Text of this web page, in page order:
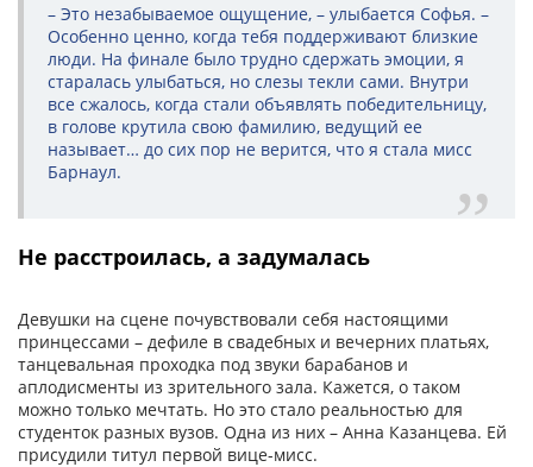
– Это незабываемое ощущение, – улыбается Софья. –
Особенно ценно, когда тебя поддерживают близкие
люди. На финале было трудно сдержать эмоции, я
старалась улыбаться, но слезы текли сами. Внутри
все сжалось, когда стали объявлять победительницу,
в голове крутила свою фамилию, ведущий ее
называет… до сих пор не верится, что я стала мисс
Барнаул.
Не расстроилась, а задумалась
Девушки на сцене почувствовали себя настоящими
принцессами – дефиле в свадебных и вечерних платьях,
танцевальная проходка под звуки барабанов и
аплодисменты из зрительного зала. Кажется, о таком
можно только мечтать. Но это стало реальностью для
студенток разных вузов. Одна из них – Анна Казанцева. Ей
присудили титул первой вице-мисс.